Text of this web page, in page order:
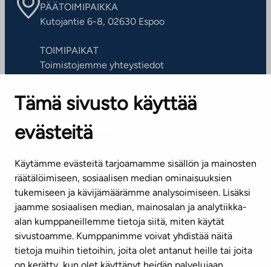
Tämä sivusto käyttää
evästeitä
Käytämme evästeitä tarjoamamme sisällön ja mainosten
räätälöimiseen, sosiaalisen median ominaisuuksien
tukemiseen ja kävijämäärämme analysoimiseen. Lisäksi
jaamme sosiaalisen median, mainosalan ja analytiikka-
alan kumppaneillemme tietoja siitä, miten käytät
sivustoamme. Kumppanimme voivat yhdistää näitä
tietoja muihin tietoihin, joita olet antanut heille tai joita
PÄÄTOIMIPAIKKA
Kutojantie 6-8, 02630 Espoo
TOIMIPAIKAT
Toimistojemme yhteystiedot
ASIAKASPALVELUKESKUS
Puh. 045 7734 3777
(arkisin klo 8-16)
info@ta.fi
Tilaa uutiskirje
Mediapankki